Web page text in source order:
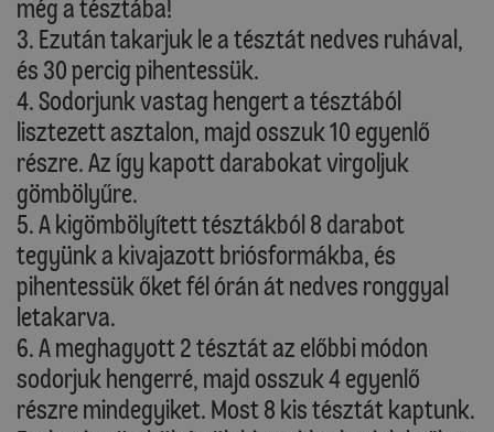
még a tésztába!
3. Ezután takarjuk le a tésztát nedves ruhával,
és 30 percig pihentessük.
4. Sodorjunk vastag hengert a tésztából
lisztezett asztalon, majd osszuk 10 egyenlő
részre. Az így kapott darabokat virgoljuk
gömbölyűre.
5. A kigömbölyített tésztákból 8 darabot
tegyünk a kivajazott briósformákba, és
pihentessük őket fél órán át nedves ronggyal
letakarva.
6. A meghagyott 2 tésztát az előbbi módon
sodorjuk hengerré, majd osszuk 4 egyenlő
részre mindegyiket. Most 8 kis tésztát kaptunk.